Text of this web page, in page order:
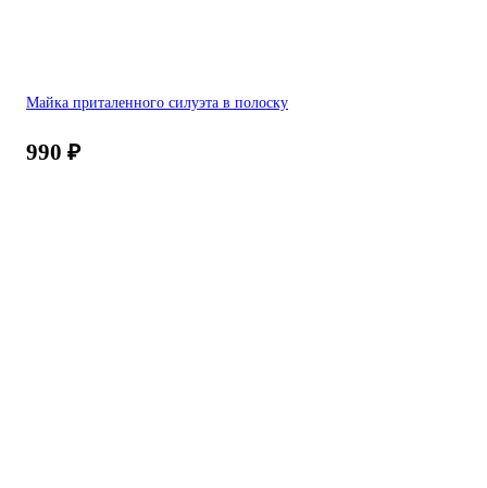
Майка приталенного силуэта в полоску
990 ₽